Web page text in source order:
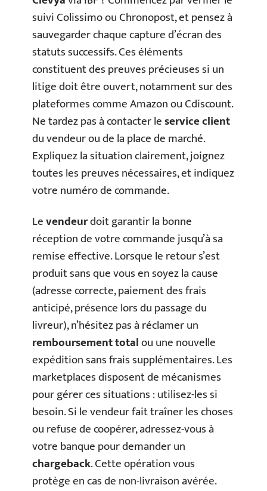
suivi Colissimo ou Chronopost, et pensez à
sauvegarder chaque capture d’écran des
statuts successifs. Ces éléments
constituent des preuves précieuses si un
litige doit être ouvert, notamment sur des
plateformes comme Amazon ou Cdiscount.
Ne tardez pas à contacter leservice client
du vendeur ou de la place de marché.
Expliquez la situation clairement, joignez
toutes les preuves nécessaires, et indiquez
votre numéro de commande.
Levendeurdoit garantir la bonne
réception de votre commande jusqu’à sa
remise effective. Lorsque le retour s’est
produit sans que vous en soyez la cause
(adresse correcte, paiement des frais
anticipé, présence lors du passage du
livreur), n’hésitez pas à réclamer un
remboursement totalou une nouvelle
expédition sans frais supplémentaires. Les
marketplaces disposent de mécanismes
pour gérer ces situations : utilisez-les si
besoin. Si le vendeur fait traîner les choses
ou refuse de coopérer, adressez-vous à
votre banque pour demander un
chargeback. Cette opération vous
protège en cas de non-livraison avérée.